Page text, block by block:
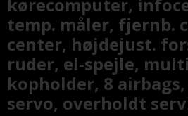
temp. måler, fjernb.
center, højdejust.
ruder, el-spejle,
kopholder, 8 airbags,
servo, overholdt